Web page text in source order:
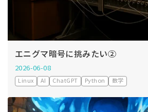
エニグマ暗号に挑みたい②
2026-06-08
Linux AI ChatGPT Python 数学